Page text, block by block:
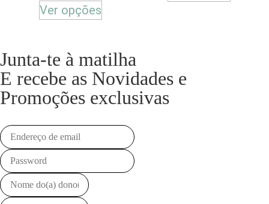
Ver opções
Junta-te à matilha
E recebe as Novidades e
Promoções exclusivas